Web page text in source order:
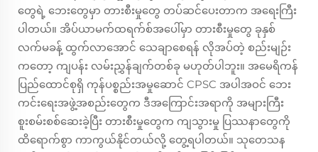
တွေရဲ့ ဘေးတွေမှာ တားစီးမှုတွေ တပ်ဆင်ပေးတာက အရေးကြီး
ပါတယ်။ အိပ်ယာမက်ထရက်စ်အပေါ်မှာ တားစီးမှုတွေ ခုနှစ်
လက်မခန့် ထွက်လာအောင် သေချာစေရန် လိုအပ်တဲ့ စည်းမျဉ်း
ကတော့ ကျပန်း လမ်းညွှန်ချက်တစ်ခု မဟုတ်ပါဘူး။ အမေရိကန်
ပြည်ထောင်စုရှိ ကုန်ပစ္စည်းအမှုဆောင် CPSC အပါအဝင် ဘေး
ကင်းရေးအဖွဲ့အစည်းတွေက ဒီအကြောင်းအရာကို အများကြီး
စူးစမ်းစစ်ဆေးခဲ့ပြီး တားစီးမှုတွေက ကျသွားမှု ပြဿနာတွေကို
ထိရောက်စွာ ကာကွယ်နိုင်တယ်လို့ တွေ့ရပါတယ်။ သုတေသန